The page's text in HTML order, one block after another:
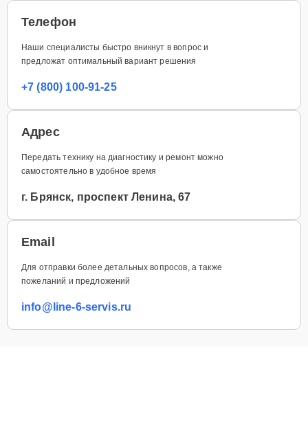
Телефон
Наши специалисты быстро вникнут в вопрос и
предложат оптимальный вариант решения
+7 (800) 100-91-25
Адрес
Передать технику на диагностику и ремонт можно
самостоятельно в удобное время
г. Брянск, проспект Ленина, 67
Email
Для отправки более детальных вопросов, а также
пожеланий и предложений
info@line-6-servis.ru